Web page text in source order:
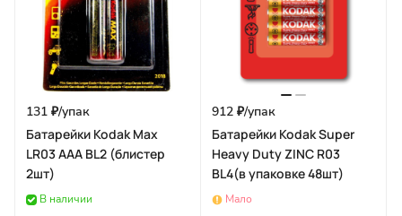
131 ₽/упак
Батарейки Kodak Max
LR03 ААА BL2 (блистер
2шт)
В наличии
912 ₽/упак
Батарейки Kodak Super
Heavy Duty ZINC R03
BL4(в упаковке 48шт)
Мало